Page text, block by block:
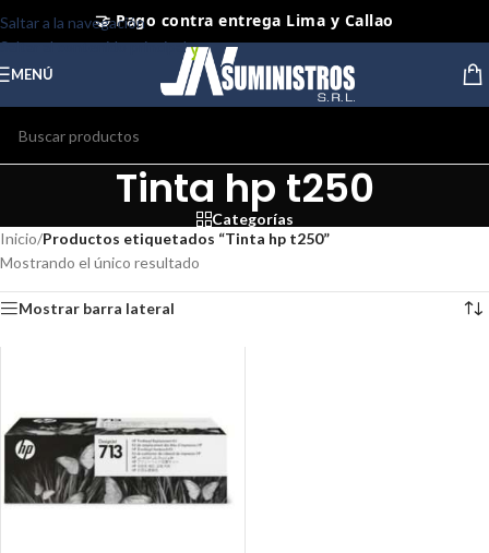
Saltar a la navegación
Saltar al contenido principal
🤝 Pago contra entrega Lima y Callao
⭐ Productos Originales y Nuevos
MENÚ
Tinta hp t250
Categorías
Inicio/Productos etiquetados “Tinta hp t250”
Mostrando el único resultado
Mostrar barra lateral